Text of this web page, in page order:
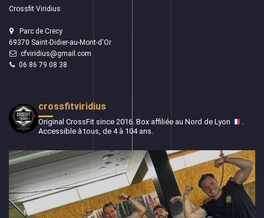
Crossfit Viridius
Parc de Crecy
69370 Saint-Didier-au-Mont-d'Or
cfviridius@gmail.com
06 86 79 08 38
crossfitviridius
Original CrossFit since 2016. Box affiliée au Nord de Lyon
.
Accessible à tous, de 4 à 104 ans.